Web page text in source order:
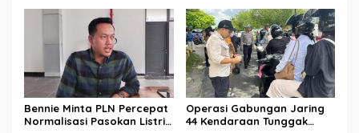
Bennie Minta PLN Percepat
Normalisasi Pasokan Listrik
Operasi Gabungan Jaring
44 Kendaraan Tunggak